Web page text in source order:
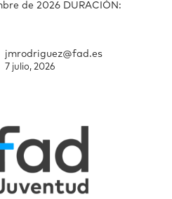
de 2026 DURACIÓN:
jmrodriguez@fad.es
7 julio, 2026